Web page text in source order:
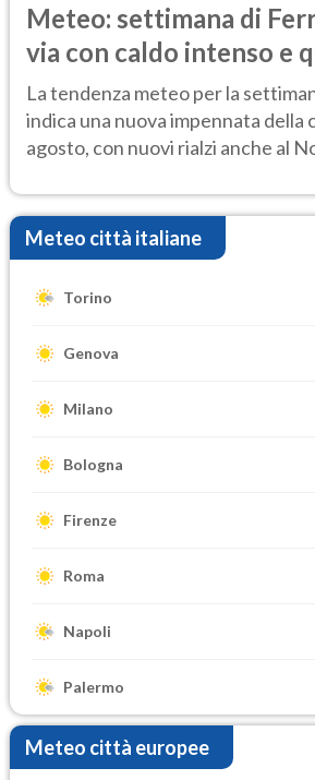
Meteo: settimana di
via con caldo intenso e
temporale
La tendenza meteo per la
indica una nuova impennata della
agosto, con nuovi rialzi anche al
Meteo città italiane
Torino
Genova
Milano
Bologna
Firenze
Roma
Napoli
Palermo
Meteo città europee